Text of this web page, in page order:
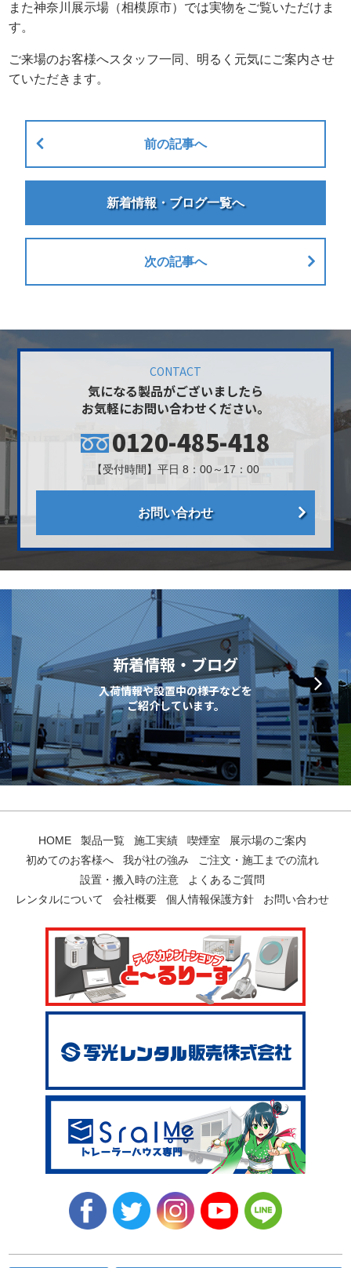
また神奈川展示場（相模原市）では実物をご覧いただけま
す。
ご来場のお客様へスタッフ一同、明るく元気にご案内させ
ていただきます。
前の記事へ
新着情報・ブログ一覧へ
次の記事へ
CONTACT
気になる製品がございましたら
お気軽にお問い合わせください。
0120-485-418
【受付時間】平日 8：00～17：00
お問い合わせ
新着情報・ブログ
入荷情報や設置中の様子などを
ご紹介しています。
HOME 製品一覧 施工実績 喫煙室
展示場のご案内
初めてのお客様へ
我が社の強み
ご注文・施工までの流れ
設置・搬入時の注意
よくあるご質問
レンタルについて
会社概要 個人情報保護方針 お問い合わせ